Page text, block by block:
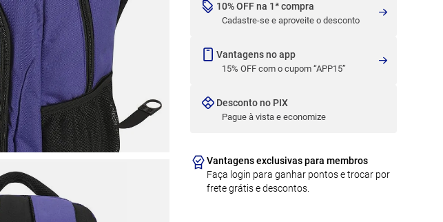
10% OFF na 1ª compra
Cadastre-se e aproveite o desconto
Vantagens no app
15% OFF com o cupom “APP15”
Desconto no PIX
Pague à vista e economize
Vantagens exclusivas para membros
Faça login para ganhar pontos e trocar por
frete grátis e descontos.